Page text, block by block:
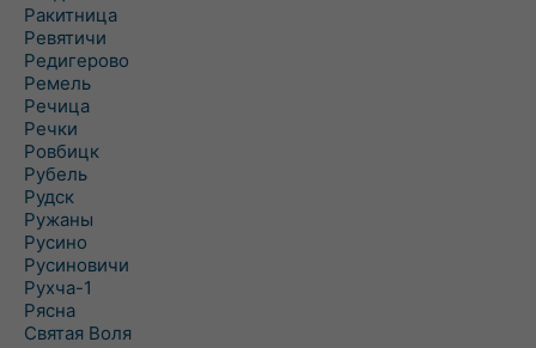
Ракитница
Ревятичи
Редигерово
Ремель
Речица
Речки
Ровбицк
Рубель
Рудск
Ружаны
Русино
Русиновичи
Рухча-1
Рясна
Святая Воля